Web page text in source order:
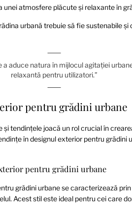
atmosfere plăcute și relaxante în
urbană trebuie să fie sustenabile
a aduce natura în mijlocul agitației
relaxantă pentru utilizatori.”
pentru grădini urbane
tendințele joacă un rol crucial în
în designul exterior pentru grădini
pentru grădini urbane
grădini urbane se caracterizează
Acest stil este ideal pentru cei care